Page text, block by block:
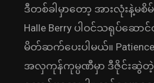
ဒီတစ်ခါမှာတော့ အားလုံးနဲ့မစိ
Halle Berry ပါဝင်သရုပ်ဆော
မိတ်ဆက်ပေးပါမယ်။
အလှကုန်ကုမ္ပဏီမှာ ဒီဇိုင်း